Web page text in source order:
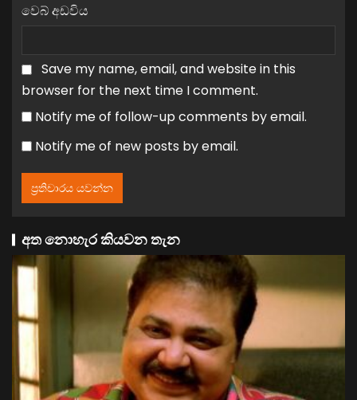
වෙබ් අඩවිය
Save my name, email, and website in this
browser for the next time I comment.
Notify me of follow-up comments by email.
Notify me of new posts by email.
අත නොහැර කියවන තැන